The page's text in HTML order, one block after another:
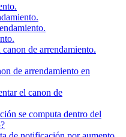
de arrendamiento.
de arrendamiento en
el canon de
se computa dentro del